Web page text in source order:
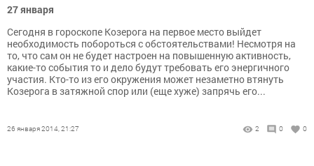
27 января
Сегодня в гороскопе Козерога на первое место выйдет
необходимость побороться с обстоятельствами! Несмотря на
то, что сам он не будет настроен на повышенную активность,
какие-то события то и дело будут требовать его энергичного
участия. Кто-то из его окружения может незаметно втянуть
Козерога в затяжной спор или (еще хуже) запрячь его...
26 января 2014, 21:27 2 0 0